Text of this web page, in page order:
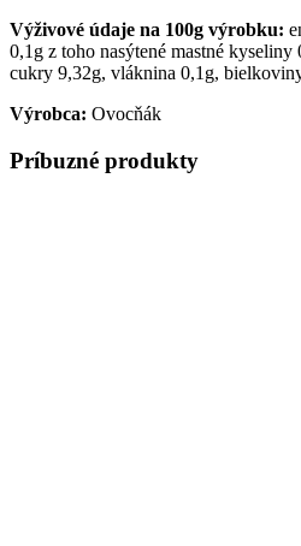
Výživové údaje na 100g výrobku:
0,1g z toho nasýtené mastné
cukry 9,32g, vláknina 0,1g,
Výrobca: Ovocňák
Príbuzné produkty